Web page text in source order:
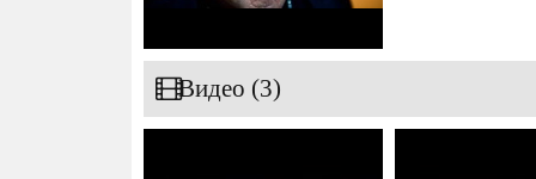
Видео (3)